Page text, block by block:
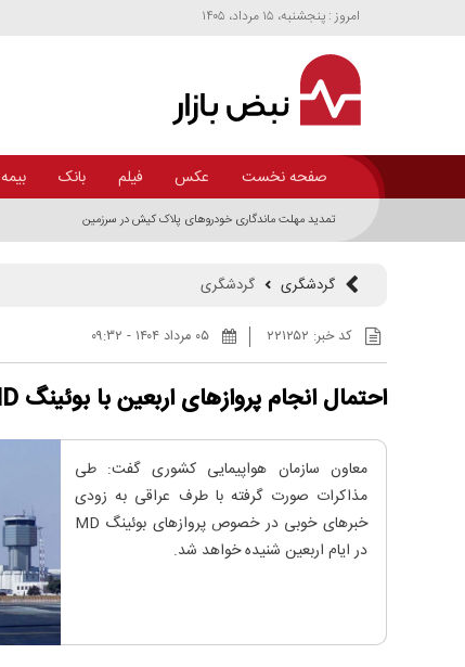
امروز : پنجشنبه، ۱۵ مرداد، ۱۴۰۵
صفحه نخست عکس فیلم بانک بیمه
تمدید مهلت ماندگاری خودرو‌های پلاک کیش در سرزمین اصلی
گردشگری گردشگری
کد خبر: ۲۲۱۲۵۲ ۰۵ مرداد ۱۴۰۴ - ۰۹:۳۲
احتمال انجام پروازهای اربعین با بوئینگ MD
معاون سازمان هواپیمایی کشوری گفت: طی
مذاکرات صورت گرفته با طرف عراقی به زودی
خبرهای خوبی در خصوص پروازهای بوئینگ MD
در ایام اربعین شنیده خواهد شد.